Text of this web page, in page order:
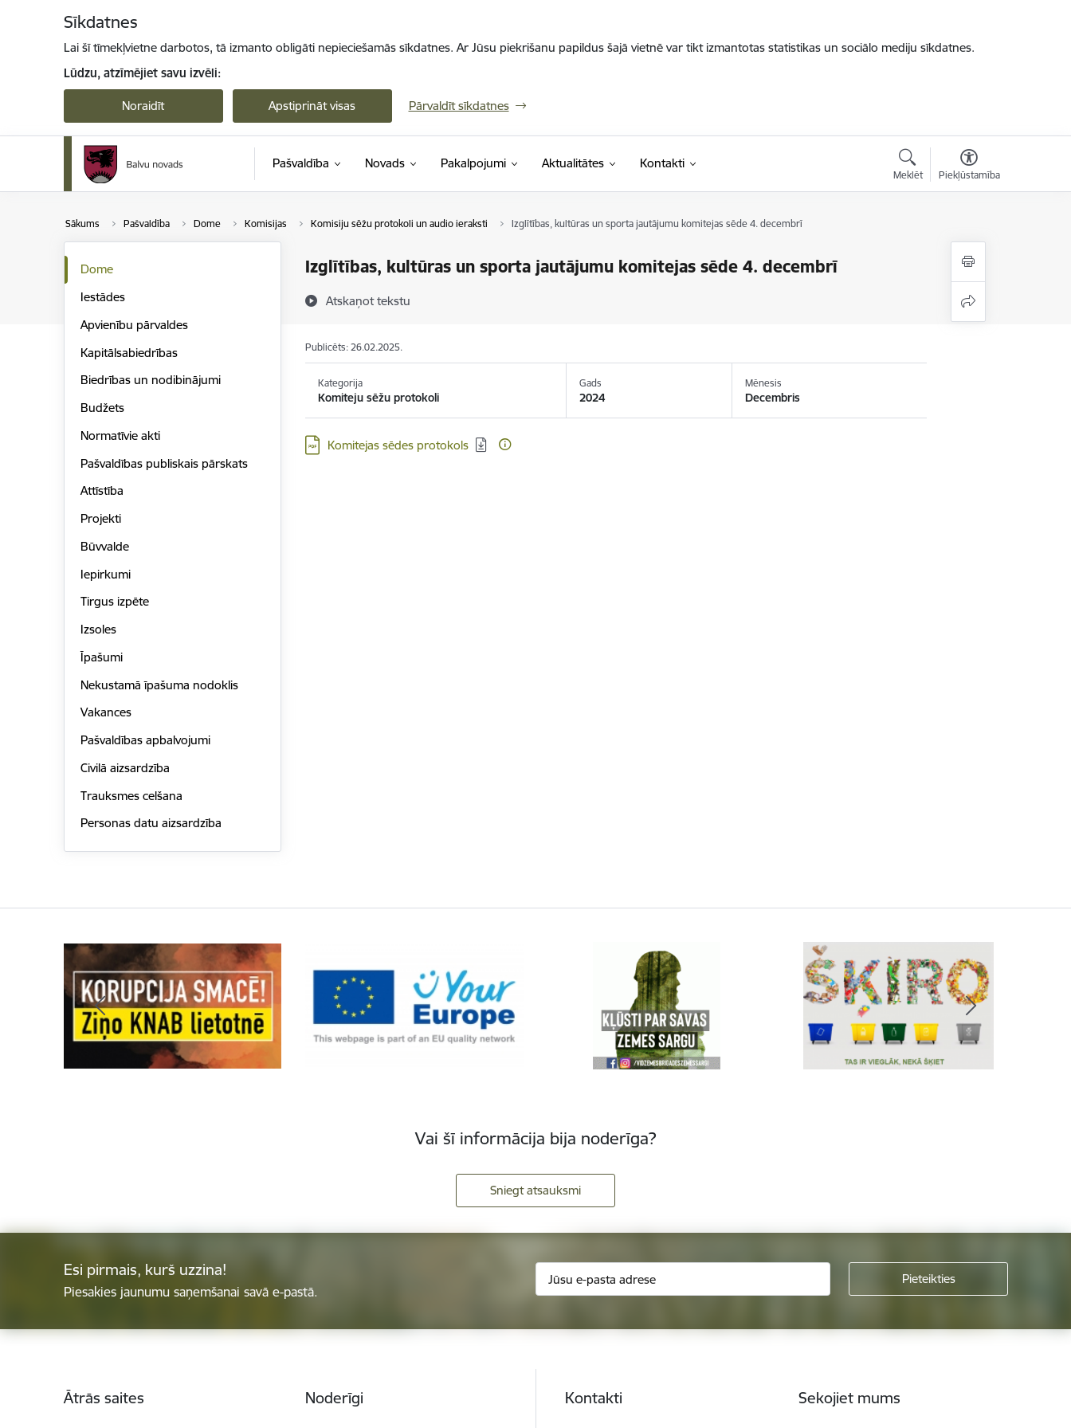
Sīkdatnes
Lai šī tīmekļvietne darbotos, tā izmanto obligāti nepieciešamās sīkdatnes. Ar Jūsu piekrišanu papildus šajā vietnē var tikt izmantotas statistikas un sociālo mediju sīkdatnes.
Lūdzu, atzīmējiet savu izvēli:
Noraidīt Apstiprināt visas Pārvaldīt sīkdatnes
Pašvaldība Novads Pakalpojumi Aktualitātes Kontakti
Meklēt Piekļūstamība
Sākums Pašvaldība Dome Komisijas Komisiju sēžu protokoli un audio ieraksti Izglītības, kultūras un sporta jautājumu komitejas sēde 4. decembrī
Izglītības, kultūras un sporta jautājumu komitejas sēde 4. decembrī
Atskaņot tekstu
Dome
Iestādes
Apvienību pārvaldes
Kapitālsabiedrības
Biedrības un nodibinājumi
Budžets
Normatīvie akti
Pašvaldības publiskais pārskats
Attīstība
Projekti
Būvvalde
Iepirkumi
Tirgus izpēte
Izsoles
Īpašumi
Nekustamā īpašuma nodoklis
Vakances
Pašvaldības apbalvojumi
Civilā aizsardzība
Trauksmes celšana
Personas datu aizsardzība
Publicēts: 26.02.2025.
Kategorija
Komiteju sēžu protokoli
Gads
2024
Mēnesis
Decembris
Lejupielādēt:
Komitejas sēdes protokols
Vai šī informācija bija noderīga?
Sniegt atsauksmi
Esi pirmais, kurš uzzina!
Piesakies jaunumu saņemšanai savā e-pastā.
Ātrās saites Noderīgi Kontakti Sekojiet mums